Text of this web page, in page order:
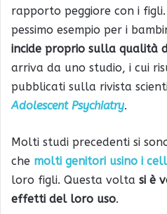
rapporto peggiore con i
pessimo esempio per i
incide proprio sulla qualità
arriva da uno studio, i cui
pubblicati sulla rivista
Adolescent Psychiatry.
Molti studi precedenti si
che molti genitori usino i
loro figli. Questa volta si è
effetti del loro uso.